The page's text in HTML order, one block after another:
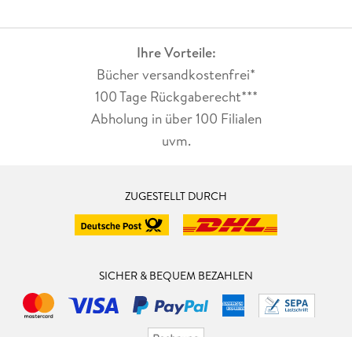
Ihre Vorteile:
Bücher versandkostenfrei*
100 Tage Rückgaberecht***
Abholung in über 100 Filialen
uvm.
ZUGESTELLT DURCH
SICHER & BEQUEM BEZAHLEN